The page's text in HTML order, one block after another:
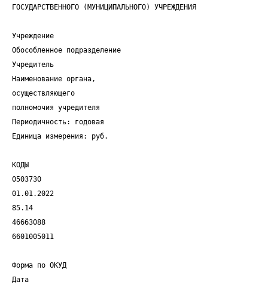
ГОСУДАРСТВЕННОГО (МУНИЦИПАЛЬНОГО) УЧРЕЖДЕНИЯ
Учреждение
Обособленное подразделение
Учредитель
Наименование органа,
осуществляющего
полномочия учредителя
Периодичность: годовая
Единица измерения: руб.
КОДЫ
0503730
01.01.2022
85.14
46663088
6601005011
Форма по ОКУД
Дата